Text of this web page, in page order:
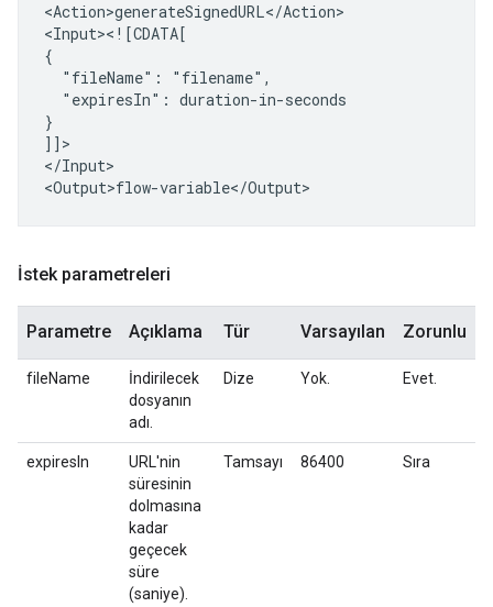
<Action>generateSignedURL</Action>
<Input><![CDATA[
"fileName":
"expiresIn": duration-in-seconds
}
]]>
</Input>
İstek parametreleri
Parametre Açıklama Tür Varsayılan Zorunlu
fileName
İndirilecek
dosyanın
adı.
Dize Yok. Evet.
expiresIn
URL'nin
süresinin
dolmasına
kadar
geçecek
süre
(saniye).
Tamsayı 86400 Sıra